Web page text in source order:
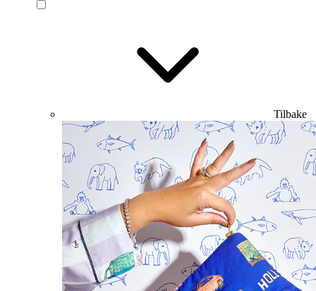
Tilbake